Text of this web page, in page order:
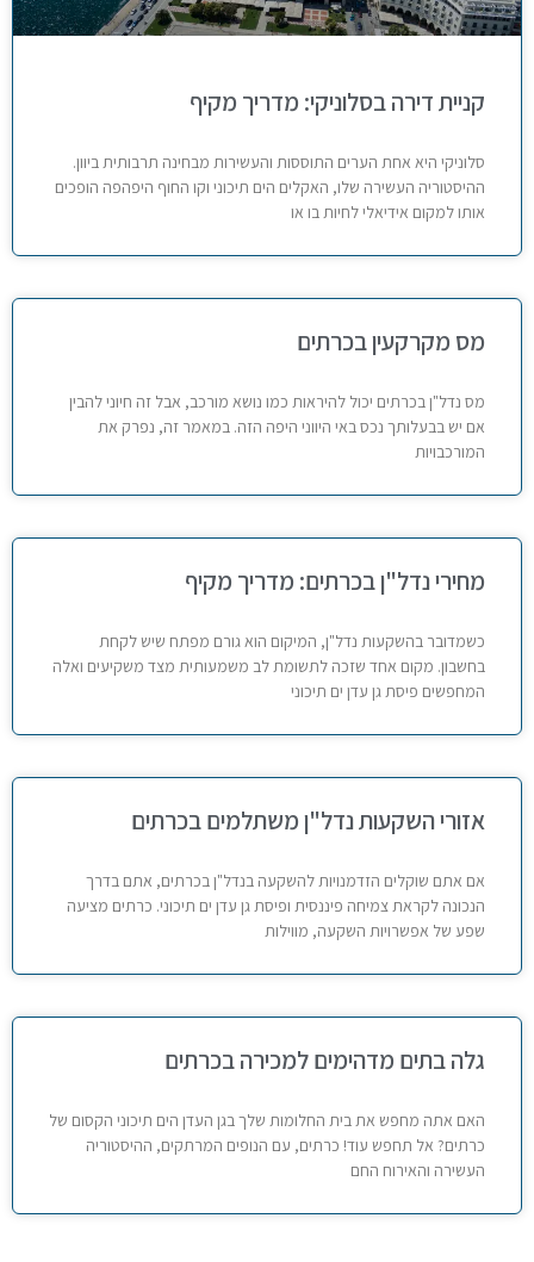
קניית דירה בסלוניקי: מדריך מקיף
סלוניקי היא אחת הערים התוססות והעשירות מבחינה תרבותית ביוון.
ההיסטוריה העשירה שלו, האקלים הים תיכוני וקו החוף היפהפה הופכים
אותו למקום אידיאלי לחיות בו או
מס מקרקעין בכרתים
מס נדל"ן בכרתים יכול להיראות כמו נושא מורכב, אבל זה חיוני להבין
אם יש בבעלותך נכס באי היווני היפה הזה. במאמר זה, נפרק את
המורכבויות
מחירי נדל"ן בכרתים: מדריך מקיף
כשמדובר בהשקעות נדל"ן, המיקום הוא גורם מפתח שיש לקחת
בחשבון. מקום אחד שזכה לתשומת לב משמעותית מצד משקיעים ואלה
המחפשים פיסת גן עדן ים תיכוני
אזורי השקעות נדל"ן משתלמים בכרתים
אם אתם שוקלים הזדמנויות להשקעה בנדל"ן בכרתים, אתם בדרך
הנכונה לקראת צמיחה פיננסית ופיסת גן עדן ים תיכוני. כרתים מציעה
שפע של אפשרויות השקעה, מווילות
גלה בתים מדהימים למכירה בכרתים
האם אתה מחפש את בית החלומות שלך בגן העדן הים תיכוני הקסום של
כרתים? אל תחפש עוד! כרתים, עם הנופים המרתקים, ההיסטוריה
העשירה והאירוח החם